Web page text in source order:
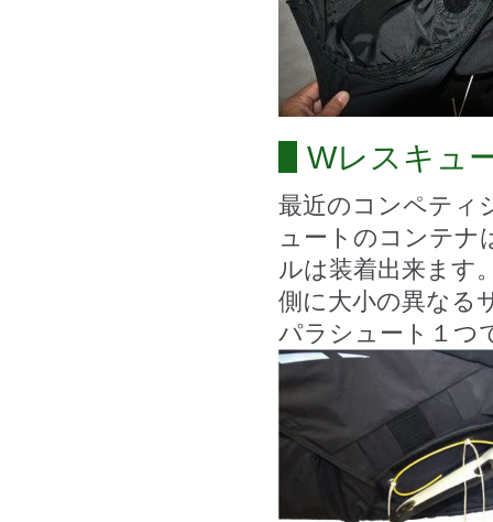
Wレスキュ
最近のコンペティ
ュートのコンテナ
ルは装着出来ます
側に大小の異なる
パラシュート１つ